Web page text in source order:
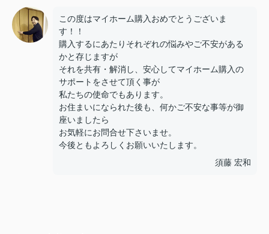
この度はマイホーム購入おめでとうございま
す！！
購入するにあたりそれぞれの悩みやご不安がある
かと存じますが
それを共有・解消し、安心してマイホーム購入の
サポートをさせて頂く事が
私たちの使命でもあります。
お住まいになられた後も、何かご不安な事等が御
座いましたら
お気軽にお問合せ下さいませ。
今後ともよろしくお願いいたします。
須藤 宏和